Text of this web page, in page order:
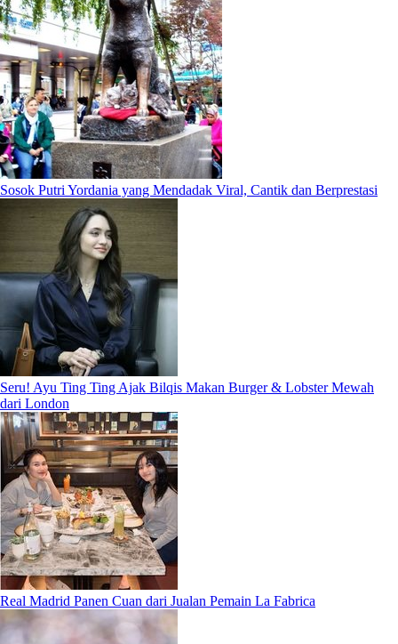
Sosok Putri Yordania yang Mendadak Viral, Cantik dan Berprestasi
Seru! Ayu Ting Ting Ajak Bilqis Makan Burger & Lobster Mewah
dari London
Real Madrid Panen Cuan dari Jualan Pemain La Fabrica